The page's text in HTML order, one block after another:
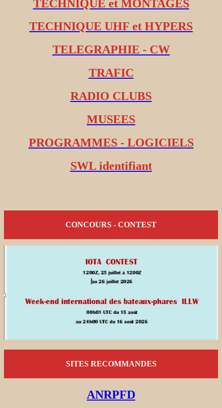
TECHNIQUE et MONTAGES
TECHNIQUE UHF et HYPERS
TELEGRAPHIE - CW
TRAFIC
RADIO CLUBS
MUSEES
PROGRAMMES - LOGICIELS
SWL identifiant
CONCOURS - CONTEST
SITES RECOMMANDES
ANRPFD